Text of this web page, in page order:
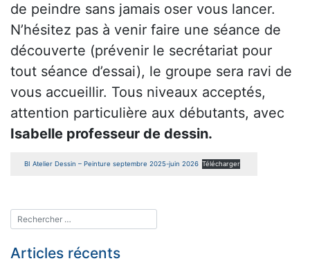
de peindre sans jamais oser vous lancer.
N’hésitez pas à venir faire une séance de
découverte (prévenir le secrétariat pour
tout séance d’essai), le groupe sera ravi de
vous accueillir. Tous niveaux acceptés,
attention particulière aux débutants, avec
Isabelle professeur de dessin.
BI Atelier Dessin – Peinture septembre 2025-juin 2026 Télécharger
Articles récents